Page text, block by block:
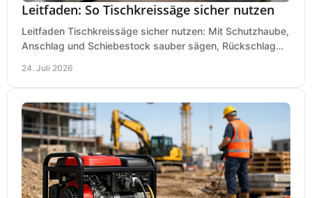
Leitfaden: So Tischkreissäge sicher nutzen
Leitfaden Tischkreissäge sicher nutzen: Mit Schutzhaube,
Anschlag und Schiebestock sauber sägen, Rückschlag
24. Juli 2026